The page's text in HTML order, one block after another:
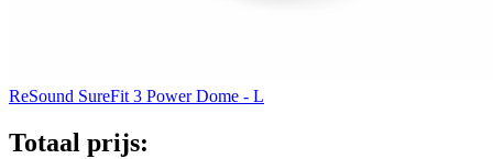
ReSound SureFit 3 Power Dome - L
Totaal prijs: